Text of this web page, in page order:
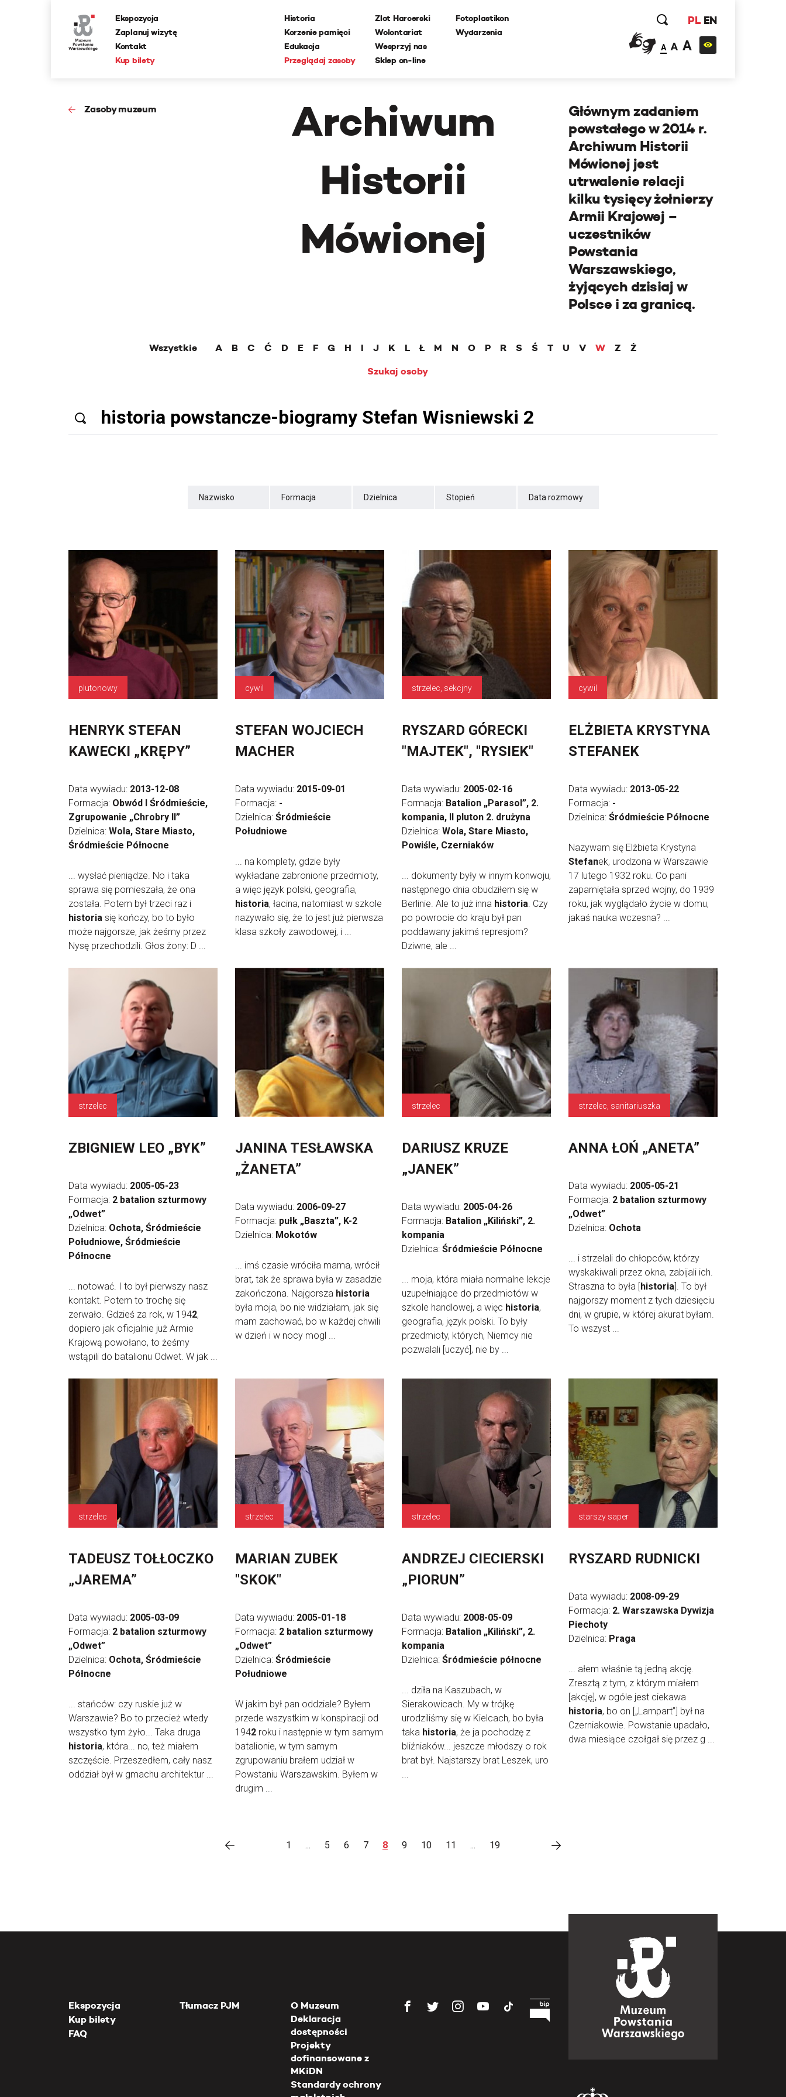
Ekspozycja
Zaplanuj wizytę
Kontakt
Kup bilety
Historia
Korzenie pamięci
Edukacja
Przeglądaj zasoby
Zlot Harcerski
Wolontariat
Wesprzyj nas
Sklep on-line
Fotoplastikon
Wydarzenia
PL EN
A A A
Zasoby muzeum
Archiwum
Historii
Mówionej
Głównym zadaniem
powstałego w 2014 r.
Archiwum Historii
Mówionej jest
utrwalenie relacji
kilku tysięcy żołnierzy
Armii Krajowej –
uczestników
Powstania
Warszawskiego,
żyjących dzisiaj w
Polsce i za granicą.
Wszystkie A B C Ć D E F G H I J K L Ł M N O P R S Ś T U V W Z
Ż
Szukaj osoby
Nazwisko Formacja Dzielnica Stopień Data rozmowy
plutonowy
HENRYK STEFAN
KAWECKI „KRĘPY”
Data wywiadu: 2013-12-08
Formacja: Obwód I Śródmieście,
Zgrupowanie „Chrobry II”
Dzielnica: Wola, Stare Miasto,
Śródmieście Północne
... wysłać pieniądze. No i taka
sprawa się pomieszała, że ona
została. Potem był trzeci raz i
historia się kończy, bo to było
może najgorsze, jak żeśmy przez
Nysę przechodzili. Głos żony: D ...
cywil
STEFAN WOJCIECH
MACHER
Data wywiadu: 2015-09-01
Formacja: -
Dzielnica: Śródmieście
Południowe
... na komplety, gdzie były
wykładane zabronione przedmioty,
a więc język polski, geografia,
historia, łacina, natomiast w szkole
nazywało się, że to jest już pierwsza
klasa szkoły zawodowej, i ...
strzelec, sekcjny
RYSZARD GÓRECKI
"MAJTEK", "RYSIEK"
Data wywiadu: 2005-02-16
Formacja: Batalion „Parasol”, 2.
kompania, II pluton 2. drużyna
Dzielnica: Wola, Stare Miasto,
Powiśle, Czerniaków
... dokumenty były w innym konwoju,
następnego dnia obudziłem się w
Berlinie. Ale to już inna historia. Czy
po powrocie do kraju był pan
poddawany jakimś represjom?
Dziwne, ale ...
cywil
ELŻBIETA KRYSTYNA
STEFANEK
Data wywiadu: 2013-05-22
Formacja: -
Dzielnica: Śródmieście Północne
Nazywam się Elżbieta Krystyna
Stefanek, urodzona w Warszawie
17 lutego 1932 roku. Co pani
zapamiętała sprzed wojny, do 1939
roku, jak wyglądało życie w domu,
jakaś nauka wczesna? ...
strzelec
ZBIGNIEW LEO „BYK”
Data wywiadu: 2005-05-23
Formacja: 2 batalion szturmowy
„Odwet”
Dzielnica: Ochota, Śródmieście
Południowe, Śródmieście
Północne
... notować. I to był pierwszy nasz
kontakt. Potem to trochę się
zerwało. Gdzieś za rok, w 1942,
dopiero jak oficjalnie już Armie
Krajową powołano, to żeśmy
wstąpili do batalionu Odwet. W jak ...
JANINA TESŁAWSKA
„ŻANETA”
Data wywiadu: 2006-09-27
Formacja: pułk „Baszta”, K-2
Dzielnica: Mokotów
... imś czasie wróciła mama, wrócił
brat, tak że sprawa była w zasadzie
zakończona. Najgorsza historia
była moja, bo nie widziałam, jak się
mam zachować, bo w każdej chwili
w dzień i w nocy mogl ...
strzelec
DARIUSZ KRUZE
„JANEK”
Data wywiadu: 2005-04-26
Formacja: Batalion „Kiliński”, 2.
kompania
Dzielnica: Śródmieście Północne
... moja, która miała normalne lekcje
uzupełniające do przedmiotów w
szkole handlowej, a więc historia,
geografia, język polski. To były
przedmioty, których, Niemcy nie
pozwalali [uczyć], nie by ...
strzelec, sanitariuszka
ANNA ŁOŃ „ANETA”
Data wywiadu: 2005-05-21
Formacja: 2 batalion szturmowy
„Odwet”
Dzielnica: Ochota
... i strzelali do chłopców, którzy
wyskakiwali przez okna, zabijali ich.
Straszna to była [historia]. To był
najgorszy moment z tych dziesięciu
dni, w grupie, w której akurat byłam.
To wszyst ...
strzelec
TADEUSZ TOŁŁOCZKO
„JAREMA”
Data wywiadu: 2005-03-09
Formacja: 2 batalion szturmowy
„Odwet”
Dzielnica: Ochota, Śródmieście
Północne
... stańców: czy ruskie już w
Warszawie? Bo to przecież wtedy
wszystko tym żyło... Taka druga
historia, która... no, też miałem
szczęście. Przeszedłem, cały nasz
oddział był w gmachu architektur ...
strzelec
MARIAN ZUBEK
"SKOK"
Data wywiadu: 2005-01-18
Formacja: 2 batalion szturmowy
„Odwet”
Dzielnica: Śródmieście
Południowe
W jakim był pan oddziale? Byłem
przede wszystkim w konspiracji od
1942 roku i następnie w tym samym
batalionie, w tym samym
zgrupowaniu brałem udział w
Powstaniu Warszawskim. Byłem w
drugim ...
strzelec
ANDRZEJ CIECIERSKI
„PIORUN”
Data wywiadu: 2008-05-09
Formacja: Batalion „Kiliński”, 2.
kompania
Dzielnica: Śródmieście północne
... dziła na Kaszubach, w
Sierakowicach. My w trójkę
urodziliśmy się w Kielcach, bo była
taka historia, że ja pochodzę z
bliźniaków... jeszcze młodszy o rok
brat był. Najstarszy brat Leszek, uro
...
starszy saper
RYSZARD RUDNICKI
Data wywiadu: 2008-09-29
Formacja: 2. Warszawska Dywizja
Piechoty
Dzielnica: Praga
... ałem właśnie tą jedną akcję.
Zresztą z tym, z którym miałem
[akcję], w ogóle jest ciekawa
historia, bo on [„Lampart”] był na
Czerniakowie. Powstanie upadało,
dwa miesiące czołgał się przez g ...
1 ... 5 6 7 8 9 10 11 ... 19
Ekspozycja
Kup bilety
FAQ
Tłumacz PJM
O Muzeum
Deklaracja
dostępności
Projekty
dofinansowane z
MKiDN
Standardy ochrony